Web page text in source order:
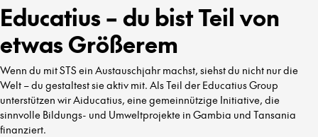
Educatius – du bist Teil von
etwas Größerem
Wenn du mit STS ein Austauschjahr machst, siehst du nicht nur die
Welt – du gestaltest sie aktiv mit. Als Teil der Educatius Group
unterstützen wir Aiducatius, eine gemeinnützige Initiative, die
sinnvolle Bildungs- und Umweltprojekte in Gambia und Tansania
finanziert.